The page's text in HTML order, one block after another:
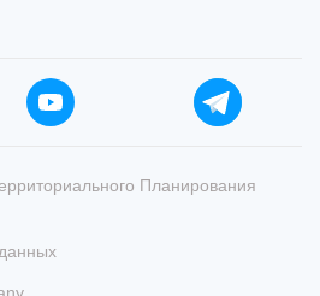
Планирования